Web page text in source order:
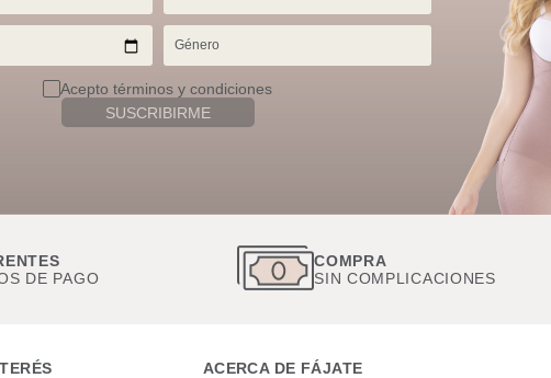
Acepto términos y condiciones
SUSCRIBIRME
DE PAGO
COMPRA
SIN COMPLICACIONES
ACERCA DE FÁJATE